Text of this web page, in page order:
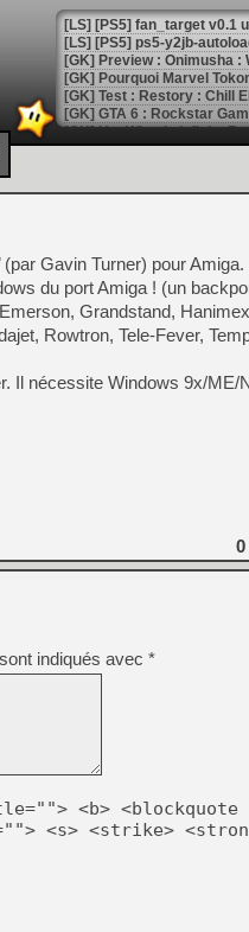
[LS] [PS5] ps5-y2jb-
[GK] Pourquoi Marvel
[GK] Test : Restory : Chill
[GK] GTA 6 : Rockstar
[GK] Hot Wheels Infinite
[GK] Mémoire cash -
[GK] Résultats Nintendo :
[GK] Déjà des
[Mo5] Brickboy cherche à
[GK] Minecraft et ses «
[GK] Beast of
[GK] Ubisoft : fin de partie
[GK] Mémoire cash -
[GK] Dan Houser (GTA)
[GK] Comment EA Sports
[GK] Crimson Moon : un
[GK] Isle of Reveries : le
[GK] Moonlighter 2 : The
[GK] Capcom relance
[Mo5] Deux inédits du
[GK] Le beat'em up The
[GK] Endless Legend 2 :
[LS] [PS5] Le WebKit
[GK] Oubliez Crazy Taxi,
[LS] [Switch] NSZ 5.0.0
[GK] No More Room in
[GK] Un chatbot Atelier
Gavin Turner) pour
du port Amiga ! (un
Grandstand,
Rowtron, Tele-Fever,
Il nécessite Windows 9x/ME/
0
indiqués avec *
<b> <blockquote
<s> <strike>